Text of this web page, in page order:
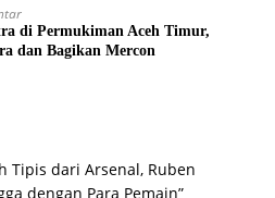
di Permukiman Aceh Timur,
dan Bagikan Mercon